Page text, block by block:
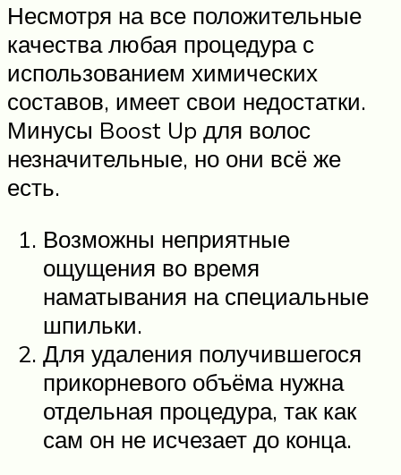
Несмотря на все положительные
качества любая процедура с
использованием химических
составов, имеет свои недостатки.
Минусы Boost Up для волос
незначительные, но они всё же
есть.
Возможны неприятные
ощущения во время
наматывания на специальные
шпильки.
Для удаления получившегося
прикорневого объёма нужна
отдельная процедура, так как
сам он не исчезает до конца.